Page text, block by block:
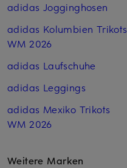
adidas Jogginghosen
adidas Kolumbien Trikots
WM 2026
adidas Laufschuhe
adidas Leggings
adidas Mexiko Trikots
WM 2026
Weitere Marken